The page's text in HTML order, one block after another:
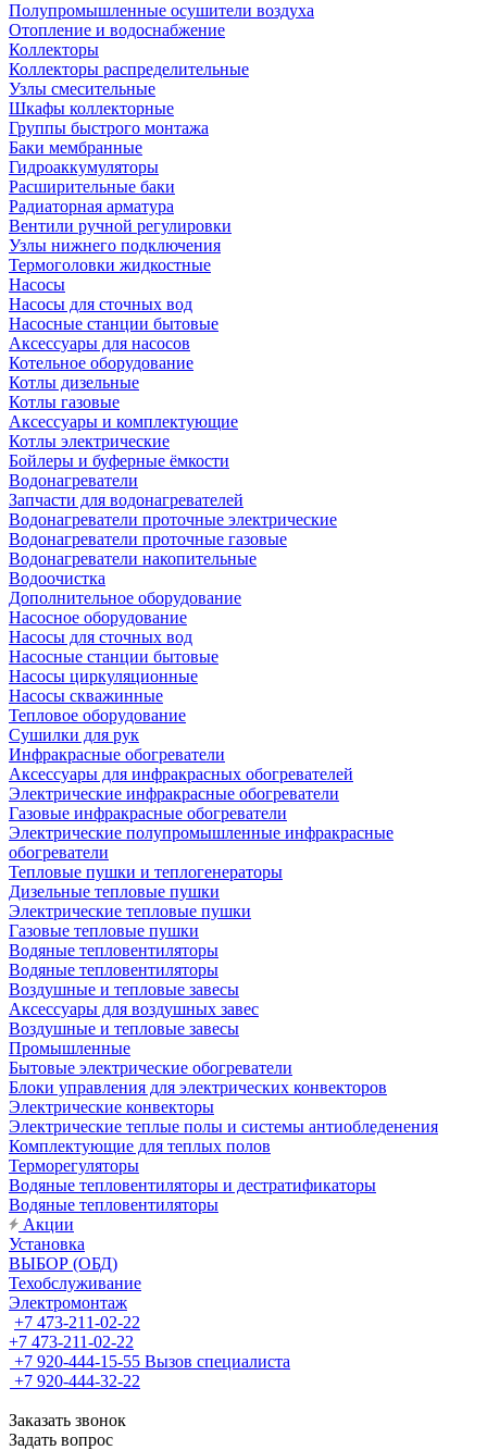
Полупромышленные осушители воздуха
Отопление и водоснабжение
Коллекторы
Коллекторы распределительные
Узлы смесительные
Шкафы коллекторные
Группы быстрого монтажа
Баки мембранные
Гидроаккумуляторы
Расширительные баки
Радиаторная арматура
Вентили ручной регулировки
Узлы нижнего подключения
Термоголовки жидкостные
Насосы
Насосы для сточных вод
Насосные станции бытовые
Аксессуары для насосов
Котельное оборудование
Котлы дизельные
Котлы газовые
Аксессуары и комплектующие
Котлы электрические
Бойлеры и буферные ёмкости
Водонагреватели
Запчасти для водонагревателей
Водонагреватели проточные электрические
Водонагреватели проточные газовые
Водонагреватели накопительные
Водоочистка
Дополнительное оборудование
Насосное оборудование
Насосы для сточных вод
Насосные станции бытовые
Насосы циркуляционные
Насосы скважинные
Тепловое оборудование
Сушилки для рук
Инфракрасные обогреватели
Аксессуары для инфракрасных обогревателей
Электрические инфракрасные обогреватели
Газовые инфракрасные обогреватели
Электрические полупромышленные инфракрасные
обогреватели
Тепловые пушки и теплогенераторы
Дизельные тепловые пушки
Электрические тепловые пушки
Газовые тепловые пушки
Водяные тепловентиляторы
Водяные тепловентиляторы
Воздушные и тепловые завесы
Аксессуары для воздушных завес
Воздушные и тепловые завесы
Промышленные
Бытовые электрические обогреватели
Блоки управления для электрических конвекторов
Электрические конвекторы
Электрические теплые полы и системы антиобледенения
Комплектующие для теплых полов
Терморегуляторы
Водяные тепловентиляторы и дестратификаторы
Водяные тепловентиляторы
Акции
Установка
ВЫБОР (ОБД)
Техобслуживание
Электромонтаж
+7 473-211-02-22
+7 473-211-02-22
+7 920-444-15-55 Вызов специалиста
+7 920-444-32-22
Заказать звонок
Задать вопрос